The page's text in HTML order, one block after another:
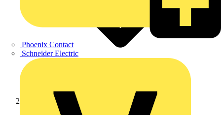
Phoenix Contact
Schneider Electric